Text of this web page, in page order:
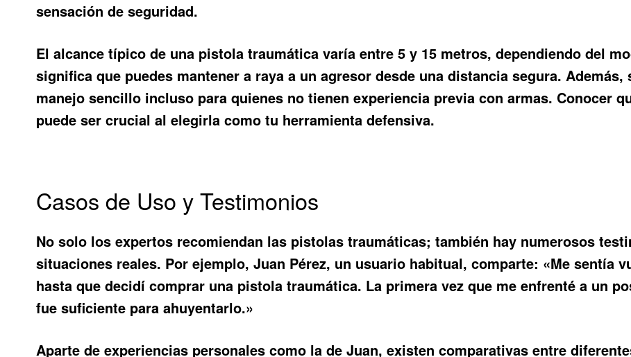
sensación de seguridad.
El alcance típico de una pistola traumática varía entre 5 y 15 metros, dependiendo del
significa que puedes mantener a raya a un agresor desde una distancia segura.
manejo sencillo incluso para quienes no tienen experiencia previa con armas. Conocer
puede ser crucial al elegirla como tu herramienta defensiva.
Casos de Uso y Testimonios
No solo los expertos recomiendan las pistolas traumáticas; también hay numerosos
situaciones reales. Por ejemplo, Juan Pérez, un usuario habitual, comparte: «Me sentía
hasta que decidí comprar una pistola traumática. La primera vez que me enfrenté a un
fue suficiente para ahuyentarlo.»
Aparte de experiencias personales como la de Juan, existen comparativas entre